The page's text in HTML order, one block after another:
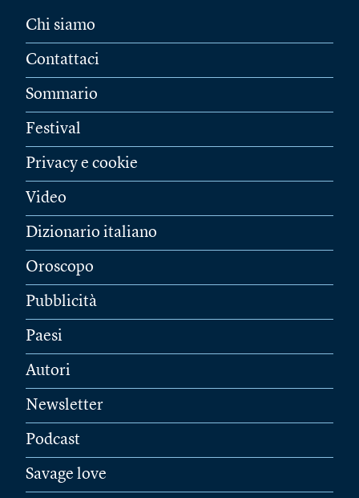
Chi siamo
Contattaci
Sommario
Festival
Privacy e cookie
Video
Dizionario italiano
Oroscopo
Pubblicità
Paesi
Autori
Newsletter
Podcast
Savage love